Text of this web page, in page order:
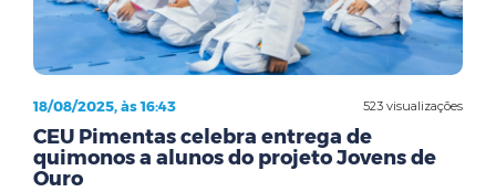
523 visualizações
18/08/2025, às 16:43
CEU Pimentas celebra entrega de
quimonos a alunos do projeto Jovens de
Ouro